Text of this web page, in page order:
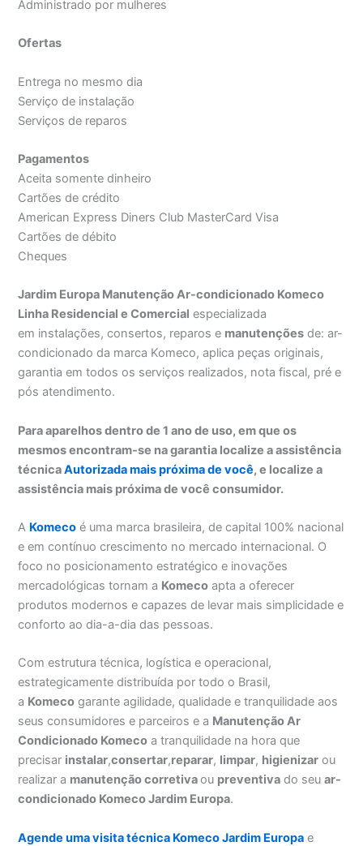
Administrado por mulheres
Ofertas
Entrega no mesmo dia
Serviço de instalação
Serviços de reparos
Pagamentos
Aceita somente dinheiro
Cartões de crédito
American Express Diners Club MasterCard Visa
Cartões de débito
Cheques
Jardim Europa Manutenção Ar-condicionado Komeco
Linha Residencial e Comercial especializada
em instalações, consertos, reparos e manutenções de: ar-
condicionado da marca Komeco, aplica peças originais,
garantia em todos os serviços realizados, nota fiscal, pré e
pós atendimento.
Para aparelhos dentro de 1 ano de uso, em que os
mesmos encontram-se na garantia localize a assistência
técnicaAutorizada mais próxima de você, e localize a
assistência mais próxima de você consumidor.
A Komeco é uma marca brasileira, de capital 100% nacional
e em contínuo crescimento no mercado internacional. O
foco no posicionamento estratégico e inovações
mercadológicas tornam a Komeco apta a oferecer
produtos modernos e capazes de levar mais simplicidade e
conforto ao dia-a-dia das pessoas.
Com estrutura técnica, logística e operacional,
estrategicamente distribuída por todo o Brasil,
a Komeco garante agilidade, qualidade e tranquilidade aos
seus consumidores e parceiros e a Manutenção Ar
Condicionado Komeco a tranquilidade na hora que
precisar instalar,consertar,reparar, limpar, higienizar ou
realizar a manutenção corretivaou preventiva do seuar-
condicionado Komeco Jardim Europa.
Agende uma visita técnica Komeco Jardim Europa e